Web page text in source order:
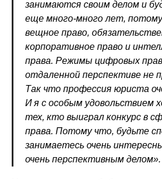
занимаются своим делом и
еще много-много лет,
вещное право,
корпоративное право и
права. Режимы цифровых
отдаленной перспективе не
Так что профессия юриста
И я с особым удовольствием
тех, кто выиграл конкурс в
права. Потому что, будьте
занимаетесь очень
очень перспективным делом».